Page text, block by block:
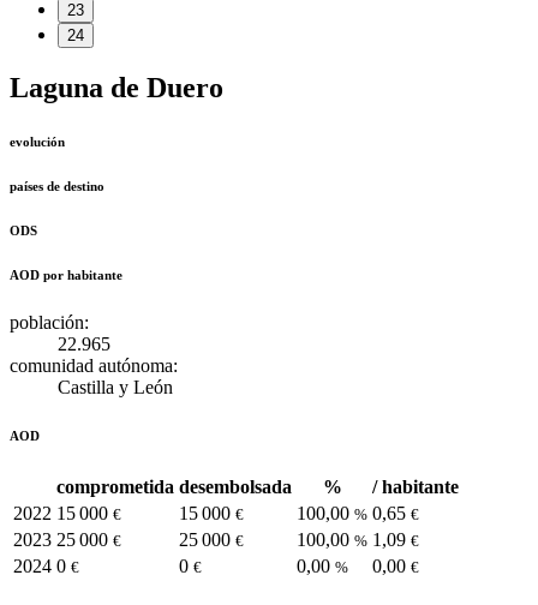
23
24
Laguna de Duero
evolución
países de destino
ODS
AOD por habitante
población:
22.965
comunidad autónoma:
Castilla y León
AOD
comprometida desembolsada %
/ habitante
2022 15 000 € 15 000 € 100,00 % 0,65 €
2023 25 000 € 25 000 € 100,00 % 1,09 €
2024 0 € 0 € 0,00 % 0,00 €